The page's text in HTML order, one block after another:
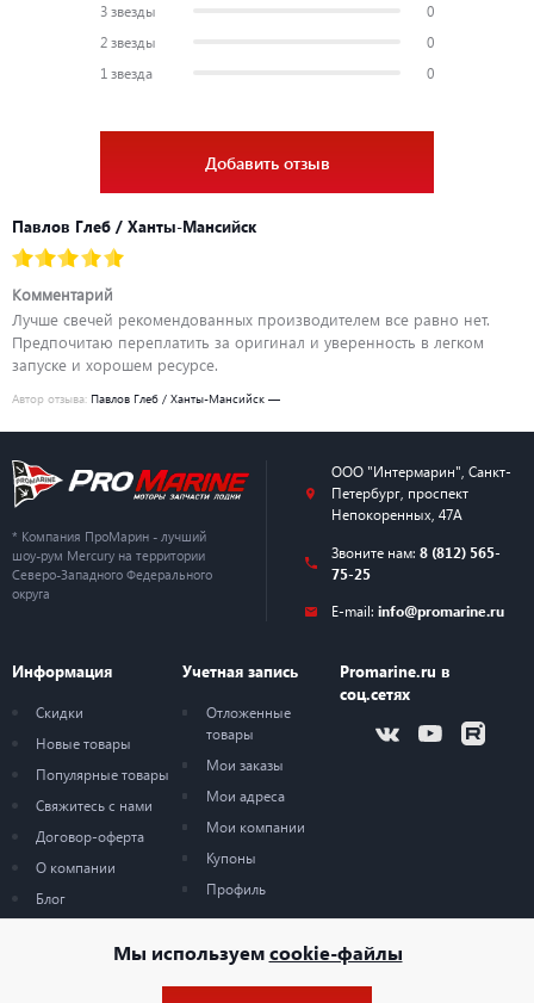
3 звезды
0
2 звезды
0
1 звезда
0
Добавить отзыв
Павлов Глеб / Ханты-Мансийск
Комментарий
Лучше свечей рекомендованных производителем все равно нет.
Предпочитаю переплатить за оригинал и уверенность в легком
запуске и хорошем ресурсе.
Автор отзыва: Павлов Глеб / Ханты-Мансийск —
Мы используемcookie-файлы
* Компания ПроМарин - лучший
шоу-рум Mercury на территории
Северо-Западного Федерального
округа
ООО "Интермарин" Санкт-
Петербург, проспект
Непокоренных, 47А
Звоните нам: 8 (812) 565-
75-25
E-mail: info@promarine.ru
Информация
Скидки
Новые товары
Популярные товары
Свяжитесь с нами
Договор-оферта
О компании
Блог
Учетная запись
Отложенные
товары
Мои заказы
Мои адреса
Мои компании
Купоны
Профиль
Promarine.ru в
соц.сетях